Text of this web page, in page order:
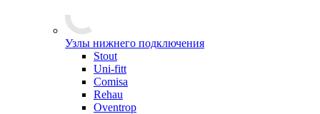
Узлы нижнего подключения
Stout
Uni-fitt
Comisa
Rehau
Oventrop